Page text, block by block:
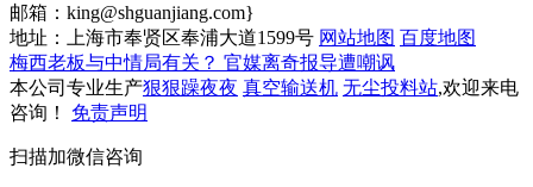
邮箱： king@shguanjiang.com}
地址：上海市奉贤区奉浦大道1599号 网站地图 百度地图
梅西老板与中情局有关？ 官媒离奇报导遭嘲讽
本公司专业生产狠狠躁夜夜 真空输送机 无尘投料站,欢迎来电
咨询！ 免责声明
扫描加微信咨询